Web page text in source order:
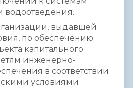
водоотведения.
выдавшей
по обеспечению
капитального
инженерно-
в соответствии
условиями